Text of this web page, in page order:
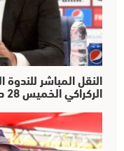
النقل المباشر
الركراكي الخميس 28 دجنبر 2023